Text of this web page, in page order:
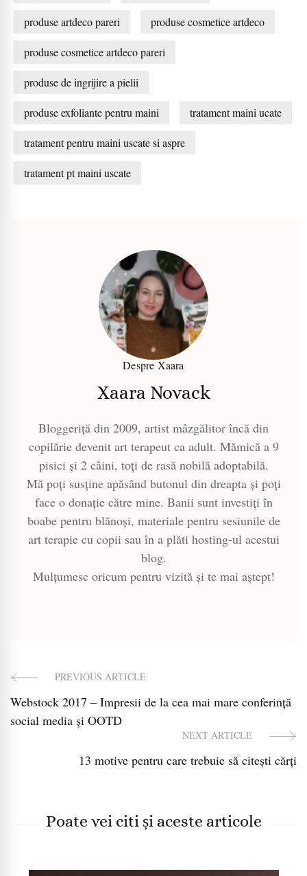
produse artdeco pareri produse cosmetice artdeco
produse cosmetice artdeco pareri
produse de ingrijire a pielii
produse exfoliante pentru maini tratament maini ucate
tratament pentru maini uscate si aspre
tratament pt maini uscate
Despre Xaara
Xaara Novack
Bloggeriță din 2009, artist mâzgălitor încă din
copilărie devenit art terapeut ca adult. Mămică a 9
pisici și 2 câini, toți de rasă nobilă adoptabilă.
Mă poți susține apăsând butonul din dreapta și poți
face o donație către mine. Banii sunt investiți în
boabe pentru blănoși, materiale pentru sesiunile de
art terapie cu copii sau în a plăti hosting-ul acestui
blog.
Mulțumesc oricum pentru vizită și te mai aștept!
Post
Navigation
PREVIOUS ARTICLE
Webstock 2017 – Impresii de la cea mai mare conferință
social media și OOTD
NEXT ARTICLE
13 motive pentru care trebuie să citești cărți
Poate vei citi și aceste articole